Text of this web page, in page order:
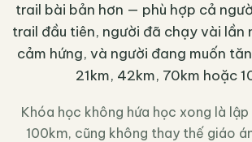
trail bài bản hơn — phù hợp cả
trail đầu tiên, người đã chạy vài lần
cảm hứng, và người đang muốn
21km, 42km, 70km hoặc
Khóa học không hứa học xong là
100km, cũng không thay thế giáo